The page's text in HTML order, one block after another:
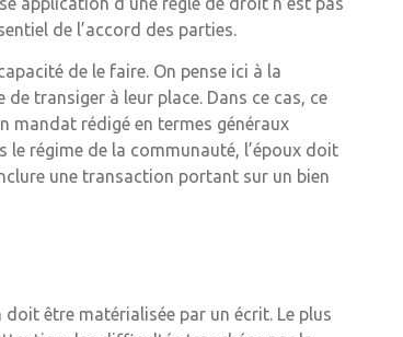
de l’accord des parties.
de le faire. On pense ici à la
transiger à leur place. Dans ce cas, ce
mandat rédigé en termes généraux
le régime de la communauté, l’époux doit
une transaction portant sur un bien
être matérialisée par un écrit. Le plus